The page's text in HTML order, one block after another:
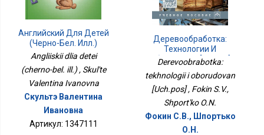
Английский Для Детей
(черно-Бел. Илл.)
Angliiskii dlia detei
(cherno-bel. ill.) , Skul'te
Valentina Ivanovna
Скультэ Валентина
Ивановна
Артикул: 1347111
Деревообработка:
Технологии И
Оборудован [Уч.пос]
Derevoobrabotka:
tekhnologii i oborudovan
[Uch.pos] , Fokin S.V.,
Shport'ko O.N.
Фокин С.В., Шпортько
О.Н.